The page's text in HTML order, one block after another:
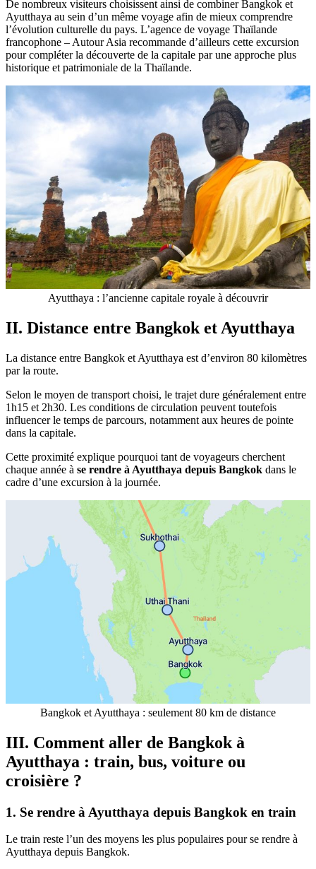
De nombreux visiteurs choisissent ainsi de combiner Bangkok et
Ayutthaya au sein d’un même voyage afin de mieux comprendre
l’évolution culturelle du pays. L’agence de voyage Thaïlande
francophone – Autour Asia recommande d’ailleurs cette excursion
pour compléter la découverte de la capitale par une approche plus
historique et patrimoniale de la Thaïlande.
Ayutthaya : l’ancienne capitale royale à découvrir
II. Distance entre Bangkok et Ayutthaya
La distance entre Bangkok et Ayutthaya est d’environ 80 kilomètres
par la route.
Selon le moyen de transport choisi, le trajet dure généralement entre
1h15 et 2h30. Les conditions de circulation peuvent toutefois
influencer le temps de parcours, notamment aux heures de pointe
dans la capitale.
Cette proximité explique pourquoi tant de voyageurs cherchent
chaque année à se rendre à Ayutthaya depuis Bangkok dans le
cadre d’une excursion à la journée.
Bangkok et Ayutthaya : seulement 80 km de distance
III. Comment aller de Bangkok à
Ayutthaya : train, bus, voiture ou
croisière ?
1. Se rendre à Ayutthaya depuis Bangkok en train
Le train reste l’un des moyens les plus populaires pour se rendre à
Ayutthaya depuis Bangkok.